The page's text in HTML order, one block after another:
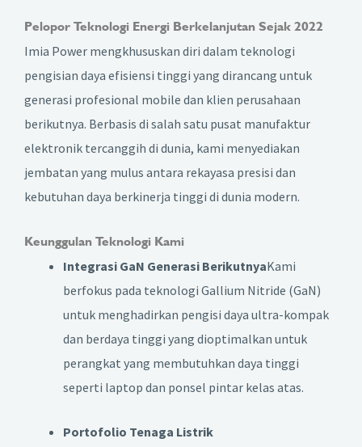
Pelopor Teknologi Energi Berkelanjutan Sejak 2022
Imia Power mengkhususkan diri dalam teknologi
pengisian daya efisiensi tinggi yang dirancang untuk
generasi profesional mobile dan klien perusahaan
berikutnya. Berbasis di salah satu pusat manufaktur
elektronik tercanggih di dunia, kami menyediakan
jembatan yang mulus antara rekayasa presisi dan
kebutuhan daya berkinerja tinggi di dunia modern.
Keunggulan Teknologi Kami
Integrasi GaN Generasi BerikutnyaKami
berfokus pada teknologi Gallium Nitride (GaN)
untuk menghadirkan pengisi daya ultra-kompak
dan berdaya tinggi yang dioptimalkan untuk
perangkat yang membutuhkan daya tinggi
seperti laptop dan ponsel pintar kelas atas.
Portofolio Tenaga Listrik